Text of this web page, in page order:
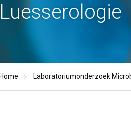
Luesserologie
Home Laboratoriumonderzoek